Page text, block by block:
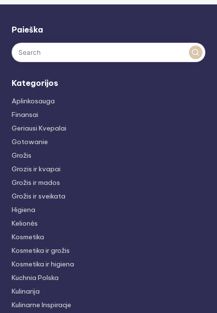
Paieška
Kategorijos
Aplinkosauga
Finansai
Geriausi Kvepalai
Gotowanie
Grožis
Grozis ir kvapai
Grožis ir mados
Grožis ir sveikata
Higiena
Kelionės
Kosmetika
Kosmetika ir grožis
Kosmetika ir higiena
Kuchnia Polska
Kulinarija
Kulinarne Inspiracje